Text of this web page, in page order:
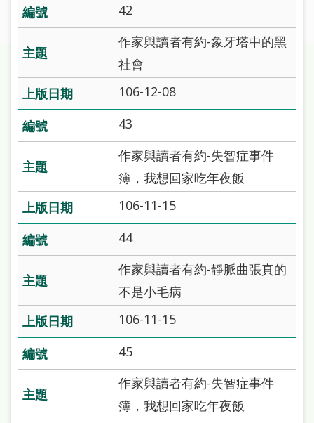
常
問
答
加
入
市
圖
網
導
讀
網
兒
童
42
作家與讀者有約-象牙塔中的黑
社會
106-12-08
43
作家與讀者有約-失智症事件
簿，我想回家吃年夜飯
106-11-15
44
作家與讀者有約-靜脈曲張真的
不是小毛病
106-11-15
45
作家與讀者有約-失智症事件
簿，我想回家吃年夜飯